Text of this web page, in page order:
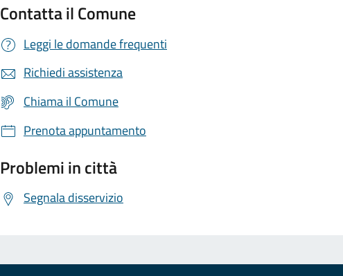
Contatta il Comune
Leggi le domande frequenti
Richiedi assistenza
Chiama il Comune
Prenota appuntamento
Problemi in città
Segnala disservizio